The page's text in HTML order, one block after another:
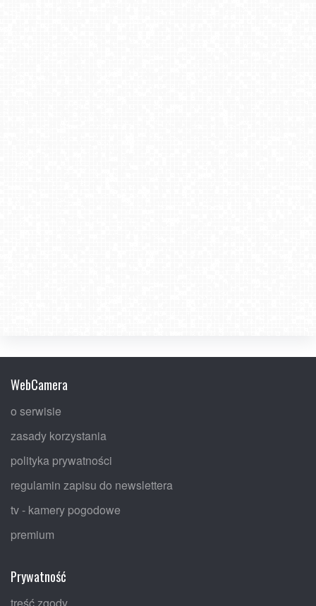
WebCamera
o serwisie
zasady korzystania
polityka prywatności
regulamin zapisu do newslettera
tv - kamery pogodowe
premium
Prywatność
treść zgody